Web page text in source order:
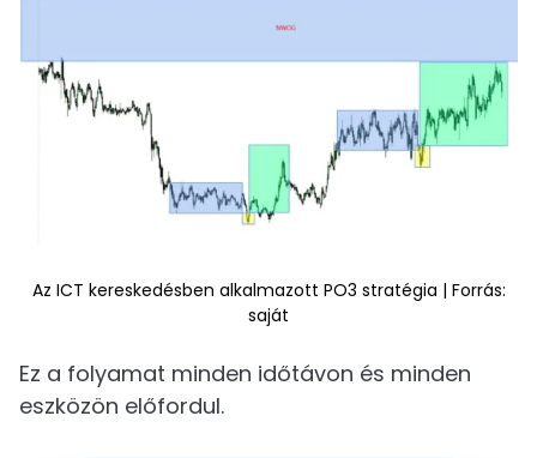
Az ICT kereskedésben alkalmazott PO3 stratégia | Forrás:
saját
Ez a folyamat minden időtávon és minden
eszközön előfordul.